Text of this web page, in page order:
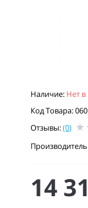
Наличие: Нет
Код Товара:
Отзывы:(0)
14